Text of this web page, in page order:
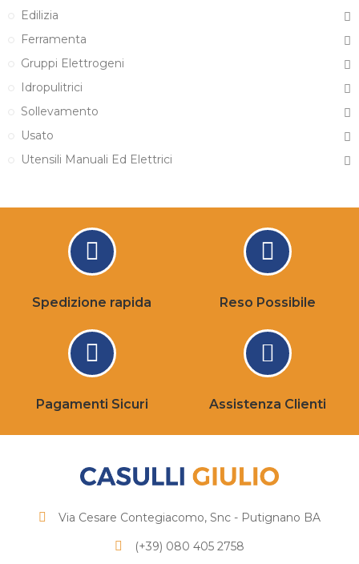
Edilizia
Ferramenta
Gruppi Elettrogeni
Idropulitrici
Sollevamento
Usato
Utensili Manuali Ed Elettrici
Spedizione rapida Reso Possibile
Pagamenti Sicuri Assistenza Clienti
Via Cesare Contegiacomo, Snc - Putignano BA
(+39) 080 405 2758